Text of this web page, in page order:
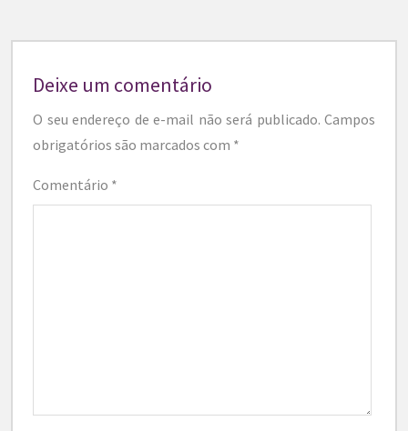
Deixe um comentário
O seu endereço de e-mail não será publicado. Campos
obrigatórios são marcados com *
Comentário *